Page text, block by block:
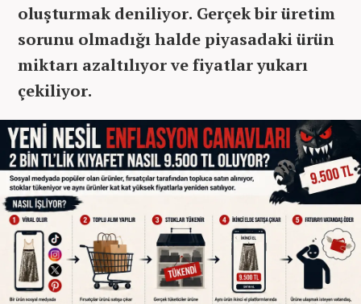
oluşturmak deniliyor. Gerçek bir üretim
sorunu olmadığı halde piyasadaki ürün
miktarı azaltılıyor ve fiyatlar yukarı
çekiliyor.